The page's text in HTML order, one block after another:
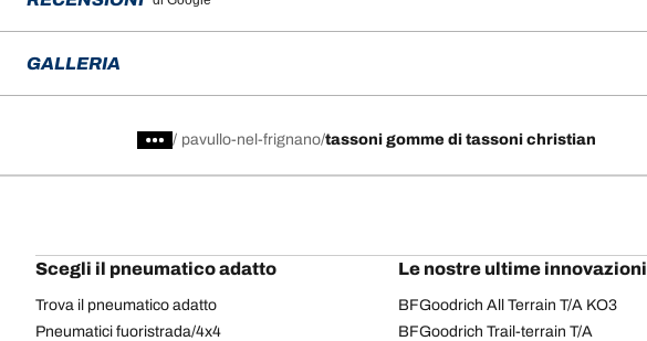
GALLERIA
/ pavullo-nel-frignano tassoni gomme di tassoni christian
Scegli il pneumatico adatto
Trova il pneumatico adatto
Pneumatici fuoristrada/4x4
Le nostre ultime innovazioni
BFGoodrich All Terrain T/A KO3
BFGoodrich Trail-terrain T/A